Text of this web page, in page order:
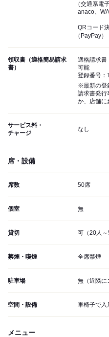
（交通系電
anaco、
QRコード
（PayPay）
領収書（適格簡易請求
書）
適格請求書
可能
登録番号
※最新の登
請求書発行
か、店舗に
サービス料・
チャージ
なし
席・設備
席数 50席
個室 無
貸切 可（20人～
禁煙・喫煙 全席禁煙
駐車場 無（近隣に
空間・設備 車椅子で入
メニュー